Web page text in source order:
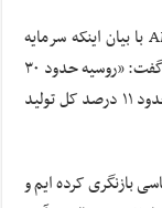
«شان اولیور» رئیس سرمایه گذاری راهبردی در AMP با بیان اینکه سرمایه
گذاران از بروز شوک تورمی به شدت نگران هستند، گفت: «روسیه حدود ۳۰
درصد گاز و نفت وارداتی اروپا را تامین می‌کند که حدود ۱۱ درصد کل تولید
بازنگری کرده ایم و